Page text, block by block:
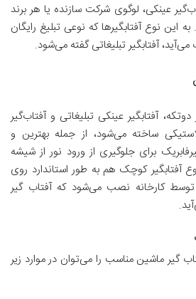
عینکی، لوگوی شرکت سازنده یا هر برند
این نوع آفتابگیرها که نوعی تبلیغ رایگان
آفتابگیر تبلیغاتی گفته می‌شود.
آفتابگیر عینکی تبلیغاتی و آفتاب‌گیر
ساخته می‌شود، از جمله بهترین و
برای جلوگیری از ورود نور از شیشه
کوچک هم به طور استاندارد روی
کارخانه نصب می‌شود که آفتاب گیر
گیر ماشین مناسب را می‌توان در موارد زیر